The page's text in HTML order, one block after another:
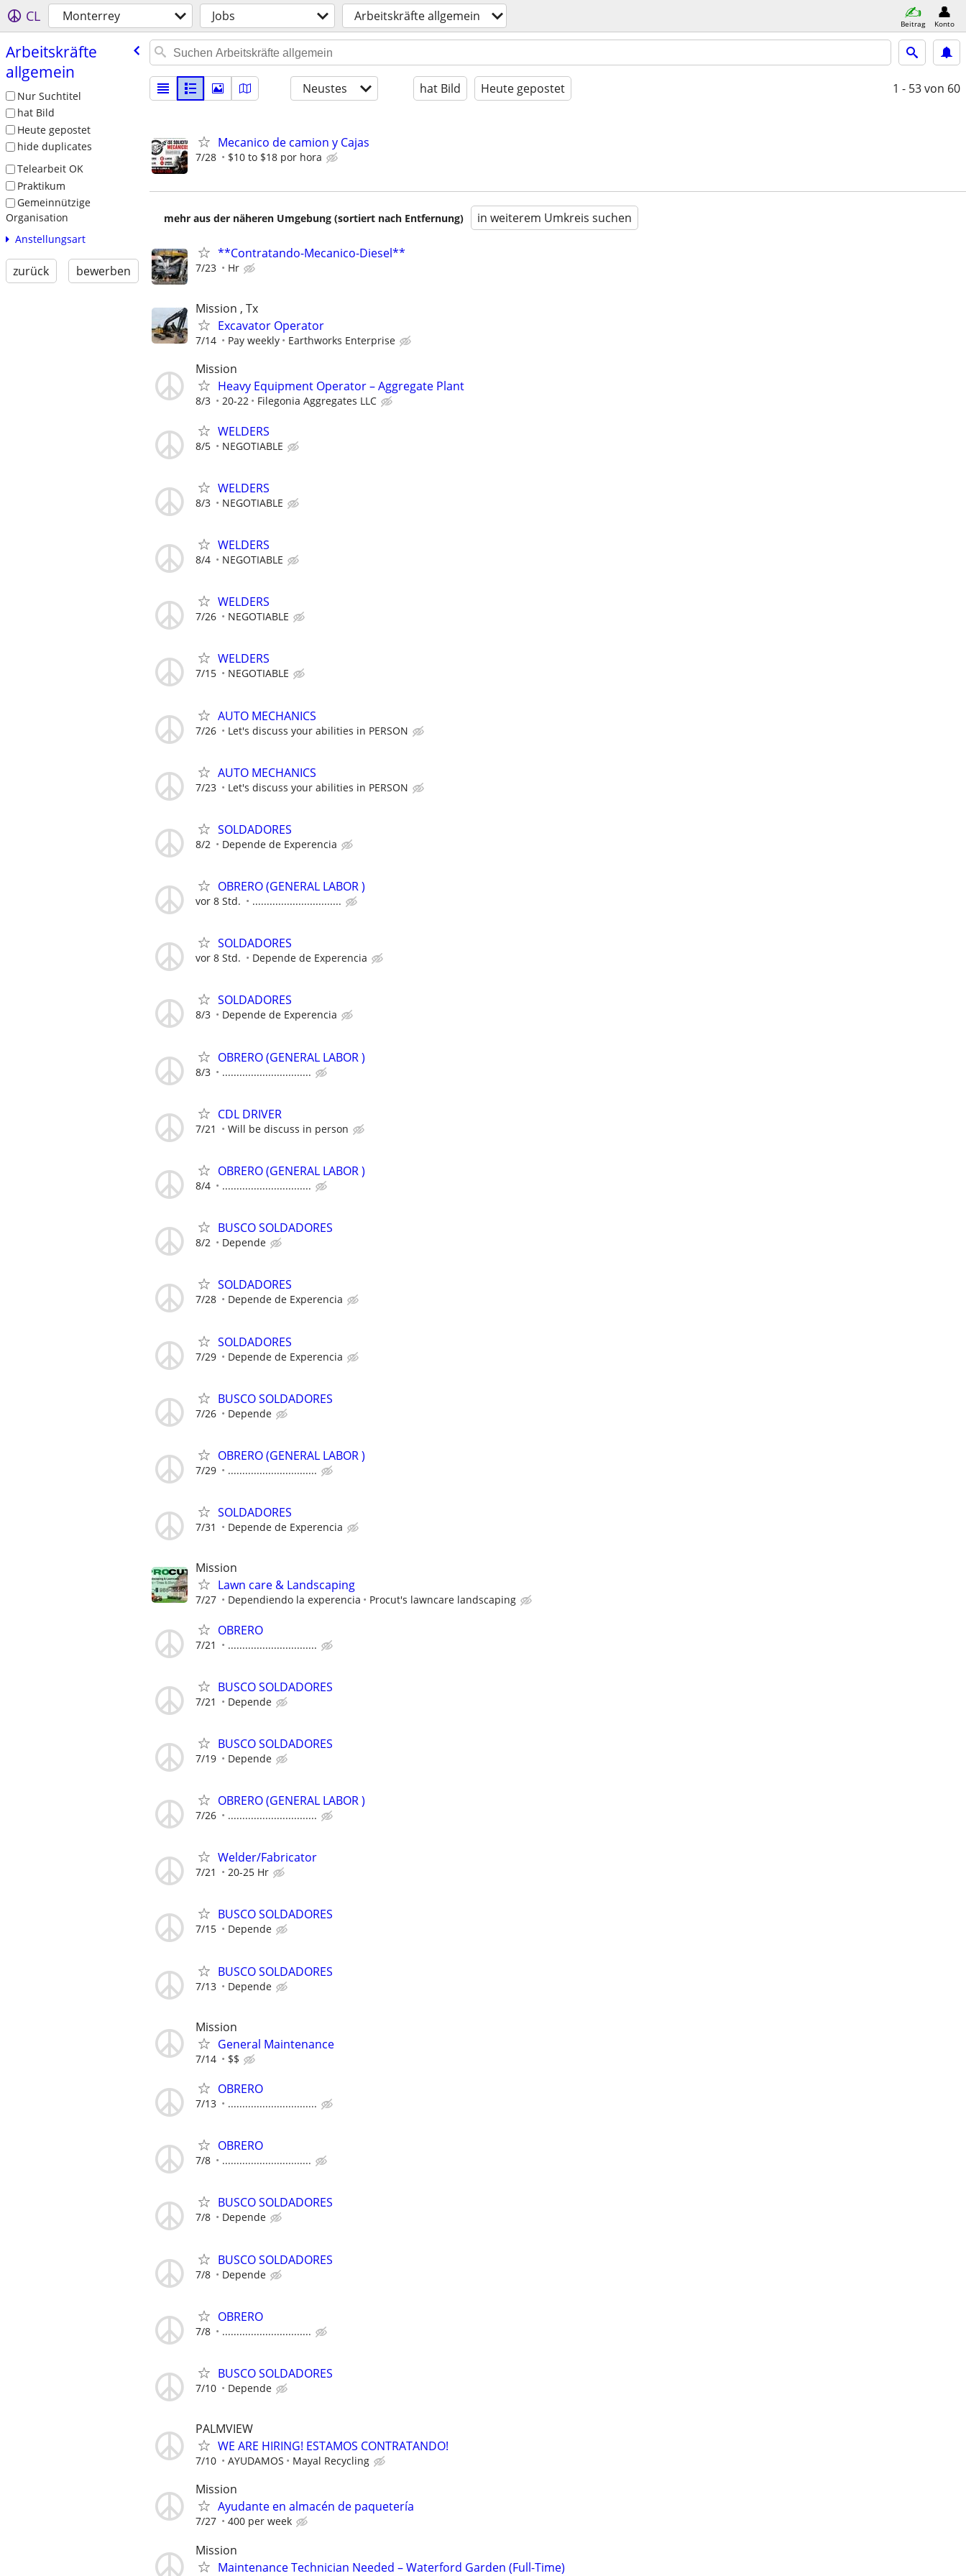
CL Monterrey Jobs Arbeitskräfte allgemein Beitrag Konto
Arbeitskräfte
allgemein
Nur Suchtitel
hat Bild
Heute gepostet
hide duplicates
Telearbeit OK
Praktikum
Gemeinnützige
Organisation
Anstellungsart
zurück bewerben
Neustes hat Bild Heute gepostet 1 - 53von 60
Mecanico de camion y Cajas
7/28 $10 to $18 por hora
mehr aus der näheren Umgebung (sortiert nach Entfernung) in weiterem Umkreis suchen
**Contratando-Mecanico-Diesel**
7/23 Hr
Mission , Tx
Excavator Operator
7/14 Pay weekly Earthworks Enterprise
Mission
Heavy Equipment Operator – Aggregate Plant
8/3 20-22 Filegonia Aggregates LLC
WELDERS
8/5 NEGOTIABLE
WELDERS
8/3 NEGOTIABLE
WELDERS
8/4 NEGOTIABLE
WELDERS
7/26 NEGOTIABLE
WELDERS
7/15 NEGOTIABLE
AUTO MECHANICS
7/26 Let's discuss your abilities in PERSON
AUTO MECHANICS
7/23 Let's discuss your abilities in PERSON
SOLDADORES
8/2 Depende de Experencia
OBRERO (GENERAL LABOR )
vor 8 Std. ...............................
SOLDADORES
vor 8 Std. Depende de Experencia
SOLDADORES
8/3 Depende de Experencia
OBRERO (GENERAL LABOR )
8/3 ...............................
CDL DRIVER
7/21 Will be discuss in person
OBRERO (GENERAL LABOR )
8/4 ...............................
BUSCO SOLDADORES
8/2 Depende
SOLDADORES
7/28 Depende de Experencia
SOLDADORES
7/29 Depende de Experencia
BUSCO SOLDADORES
7/26 Depende
OBRERO (GENERAL LABOR )
7/29 ...............................
SOLDADORES
7/31 Depende de Experencia
Mission
Lawn care & Landscaping
7/27 Dependiendo la experencia Procut's lawncare landscaping
OBRERO
7/21 ...............................
BUSCO SOLDADORES
7/21 Depende
BUSCO SOLDADORES
7/19 Depende
OBRERO (GENERAL LABOR )
7/26 ...............................
Welder/Fabricator
7/21 20-25 Hr
BUSCO SOLDADORES
7/15 Depende
BUSCO SOLDADORES
7/13 Depende
Mission
General Maintenance
7/14 $$
OBRERO
7/13 ...............................
OBRERO
7/8 ...............................
BUSCO SOLDADORES
7/8 Depende
BUSCO SOLDADORES
7/8 Depende
OBRERO
7/8 ...............................
BUSCO SOLDADORES
7/10 Depende
PALMVIEW
WE ARE HIRING! ESTAMOS CONTRATANDO!
7/10 AYUDAMOS Mayal Recycling
Mission
Ayudante en almacén de paquetería
7/27 400 per week
Mission
Maintenance Technician Needed – Waterford Garden (Full-Time)